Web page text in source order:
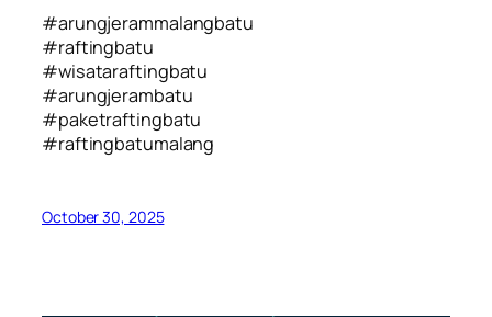
#arungjerammalangbatu
#raftingbatu
#wisataraftingbatu
#arungjerambatu
#paketraftingbatu
#raftingbatumalang
October 30, 2025